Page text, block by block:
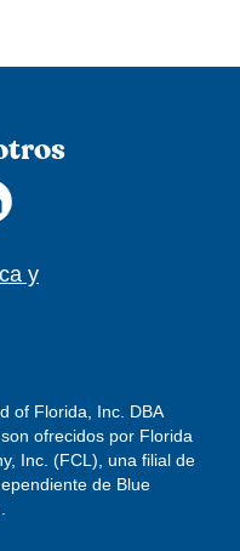
y
of Florida, Inc. DBA
ofrecidos por Florida
Inc. (FCL), una filial de
de Blue